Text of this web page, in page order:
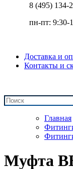
8 (495) 134-
пн-пт: 9:30-
Доставка и
Контакты и
Главная
Муфта